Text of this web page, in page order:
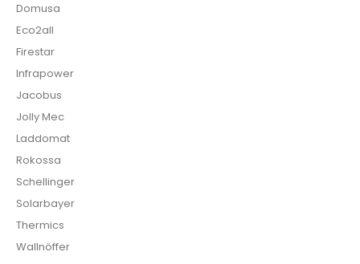
Domusa
Eco2all
Firestar
Infrapower
Jacobus
Jolly Mec
Laddomat
Rokossa
Schellinger
Solarbayer
Thermics
Wallnöffer